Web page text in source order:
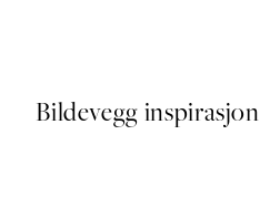
Bildevegg inspirasjon